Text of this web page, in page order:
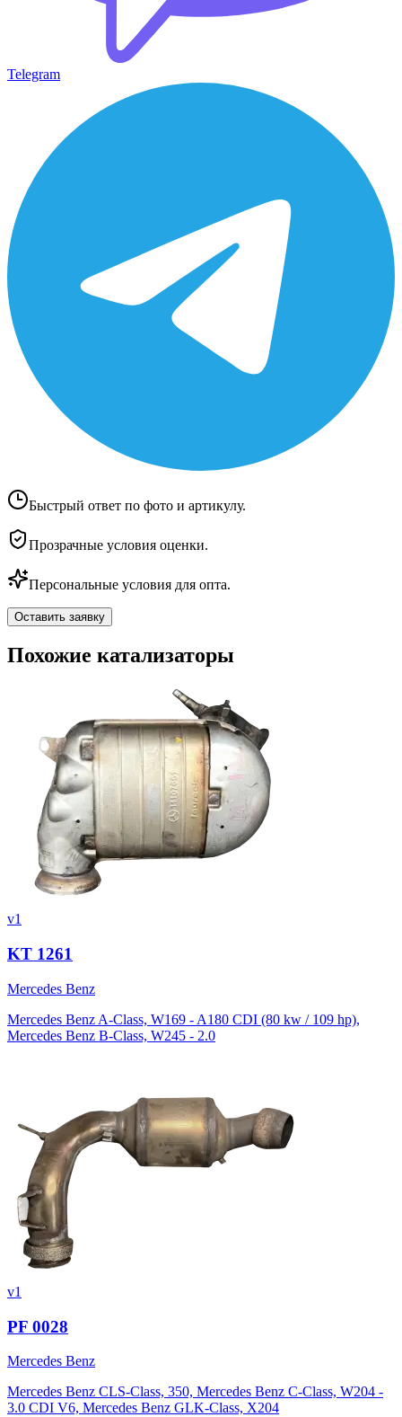
Telegram
Быстрый ответ по фото и артикулу.
Прозрачные условия оценки.
Персональные условия для опта.
Оставить заявку
Похожие катализаторы
v1
KT 1261
Mercedes Benz
Mercedes Benz A-Class, W169 - A180 CDI (80 kw / 109 hp),
Mercedes Benz B-Class, W245 - 2.0
v1
PF 0028
Mercedes Benz
Mercedes Benz CLS-Class, 350, Mercedes Benz C-Class, W204 -
3.0 CDI V6, Mercedes Benz GLK-Class, X204